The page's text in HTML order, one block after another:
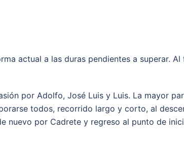
actual a las duras pendientes a superar. Al
por Adolfo, José Luis y Luis. La mayor
todos, recorrido largo y corto, al
nuevo por Cadrete y regreso al punto de